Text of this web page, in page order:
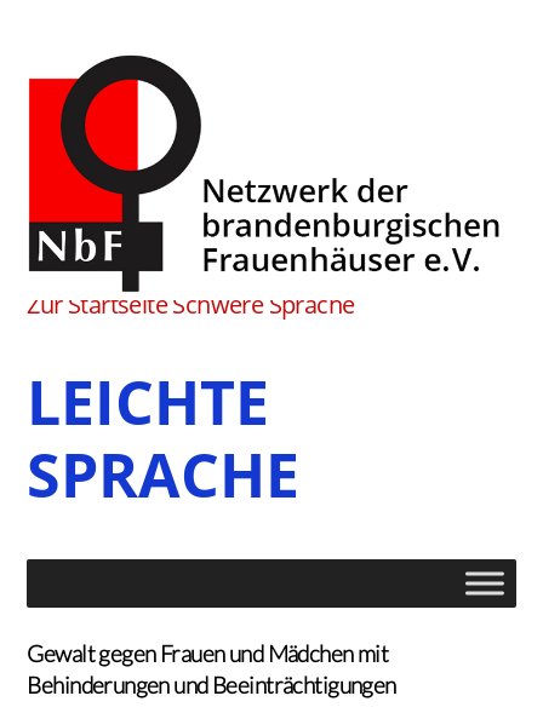
Zur Startseite Schwere Sprache
LEICHTE
SPRACHE
Gewalt gegen Frauen und Mädchen mit
Behinderungen und Beeinträchtigungen